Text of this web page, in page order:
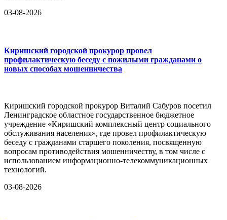
03-08-2026
Киришский городской прокурор провел
профилактическую беседу с пожилыми гражданами о
новых способах мошенничества
Киришский городской прокурор Виталий Сабуров посетил
Ленинградское областное государственное бюджетное
учреждение «Киришский комплексный центр социального
обслуживания населения», где провел профилактическую
беседу с гражданами старшего поколения, посвященную
вопросам противодействия мошенничеству, в том числе с
использованием информационно-телекоммуникационных
технологий.
03-08-2026